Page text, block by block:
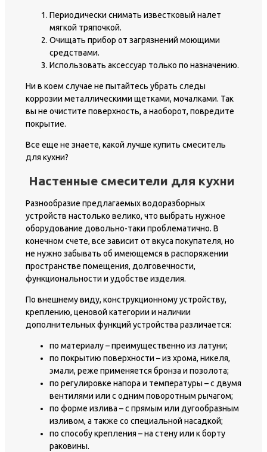
Периодически снимать известковый налет
мягкой тряпочкой.
Очищать прибор от загрязнений моющими
средствами.
Использовать аксессуар только по назначению.
Ни в коем случае не пытайтесь убрать следы
коррозии металлическими щетками, мочалками. Так
вы не очистите поверхность, а наоборот, повредите
покрытие.
Все еще не знаете, какой лучше купить смеситель
для кухни?
Настенные смесители для кухни
Разнообразие предлагаемых водоразборных
устройств настолько велико, что выбрать нужное
оборудование довольно-таки проблематично. В
конечном счете, все зависит от вкуса покупателя, но
не нужно забывать об имеющемся в распоряжении
пространстве помещения, долговечности,
функциональности и удобстве изделия.
По внешнему виду, конструкционному устройству,
креплению, ценовой категории и наличии
дополнительных функций устройства различается:
по материалу – преимущественно из латуни;
по покрытию поверхности – из хрома, никеля,
эмали, реже применяется бронза и позолота;
по регулировке напора и температуры – с двумя
вентилями или с одним поворотным рычагом;
по форме излива – с прямым или дугообразным
изливом, а также со специальной насадкой;
по способу крепления – на стену или к борту
раковины.